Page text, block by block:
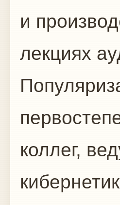
и
лекциях
коллег,